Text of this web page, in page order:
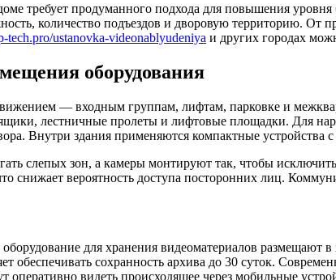
требует продуманного подхода для повышения
количество подъездов и дворовую территорию. От
tech.pro/ustanovka-videonablyudeniya и других городах
оборудования
— входным группам, лифтам, парковке и
лестничные пролеты и лифтовые площадки. Для
Внутри здания применяются компактные устройства
слепых зон, а камеры монтируют так, чтобы
снижает вероятность доступа посторонних лиц.
для хранения видеоматериалов
обеспечивать сохранность архива до 30 суток.
видеть происходящее через мобильные